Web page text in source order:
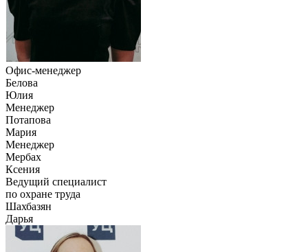
Офис-менеджер
Белова
Юлия
Менеджер
Потапова
Мария
Менеджер
Мербах
Ксения
Ведущий специалист
по охране труда
Шахбазян
Дарья